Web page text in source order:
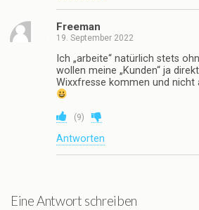
Freeman
19. September 2022
Ich „arbeite“ natürlich stets
wollen meine „Kunden“ ja
Wixxfresse kommen und nicht
(9)
Antworten
Eine Antwort schreiben